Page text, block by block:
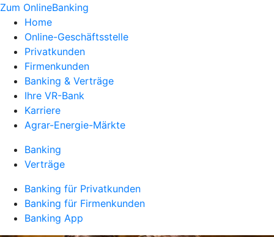
Zum OnlineBanking
Home
Online-Geschäftsstelle
Privatkunden
Firmenkunden
Banking & Verträge
Ihre VR-Bank
Karriere
Agrar-Energie-Märkte
Banking
Verträge
Banking für Privatkunden
Banking für Firmenkunden
Banking App